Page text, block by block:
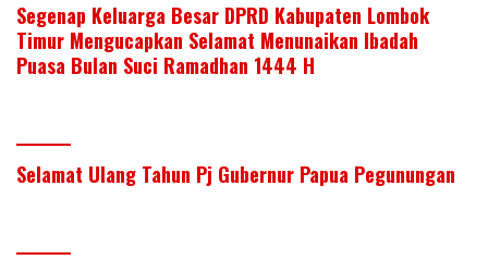
Segenap Keluarga Besar DPRD Kabupaten Lombok
Timur Mengucapkan Selamat Menunaikan Ibadah
Puasa Bulan Suci Ramadhan 1444 H
Selamat Ulang Tahun Pj Gubernur Papua Pegunungan